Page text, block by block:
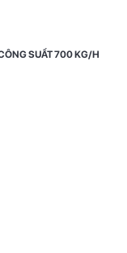
SUẤT 700 KG/H